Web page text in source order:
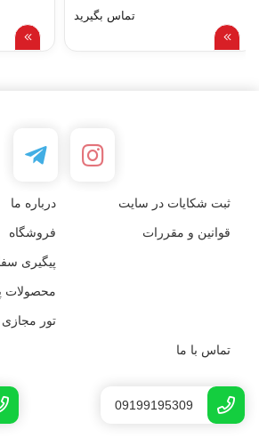
تماس بگیرید
ثبت شکایات در سایت درباره ما
قوانین و مقررات فروشگاه
پیگیری
محصولات
تور
تماس با ما
09199195309